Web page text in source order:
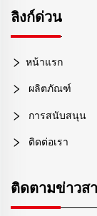
ลิงก์ด่วน
หน้าแรก
ผลิตภัณฑ์
การสนับสนุน
ติดต่อเรา
ติดตามข่าวส